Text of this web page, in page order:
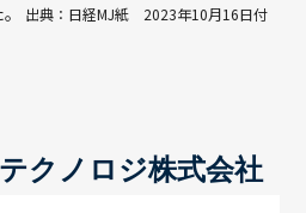
出典：日経MJ紙 2023年10月16日付
クノロジ株式会社